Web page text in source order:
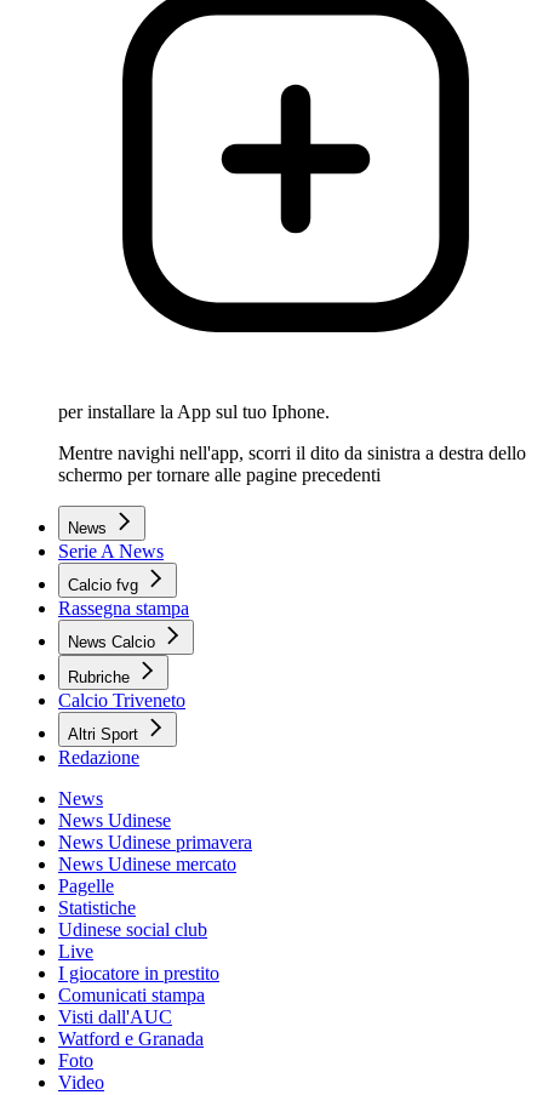
per installare la App sul tuo Iphone.
Mentre navighi nell'app, scorri il dito da sinistra a destra dello
schermo per tornare alle pagine precedenti
News
Serie A News
Calcio fvg
Rassegna stampa
News Calcio
Rubriche
Calcio Triveneto
Altri Sport
Redazione
News
News Udinese
News Udinese primavera
News Udinese mercato
Pagelle
Statistiche
Udinese social club
Live
I giocatore in prestito
Comunicati stampa
Visti dall'AUC
Watford e Granada
Foto
Video